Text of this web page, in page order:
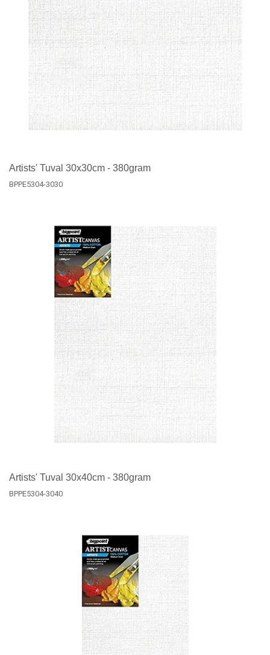
Artists' Tuval 30x30cm - 380gram
BPPE5304-3030
Artists' Tuval 30x40cm - 380gram
BPPE5304-3040